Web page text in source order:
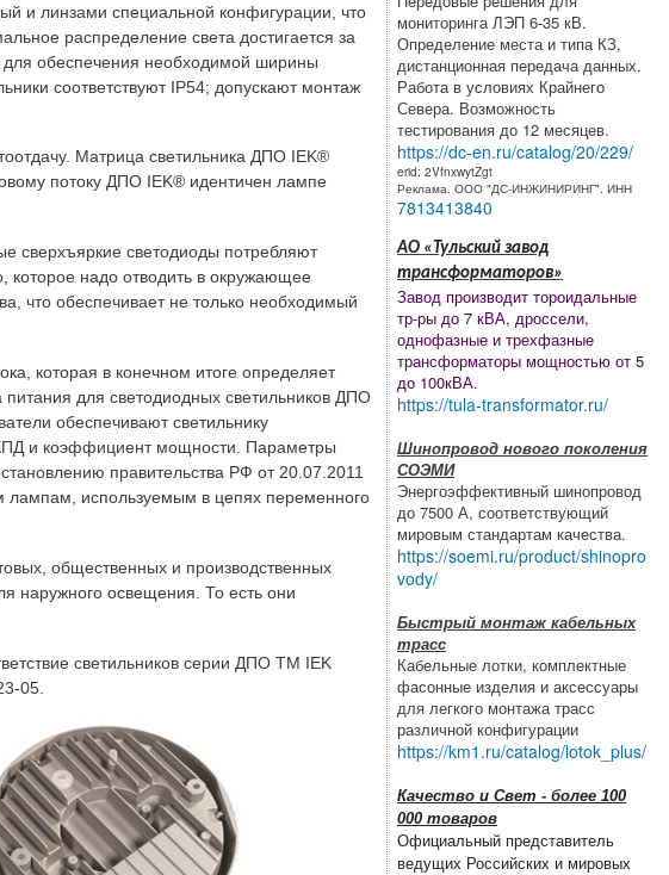
и линзами специальной конфигурации, что
распределение света достигается за
для обеспечения необходимой ширины
соответствуют IP54; допускают монтаж
Матрица светильника ДПО IEK®
потоку ДПО IEK® идентичен лампе
сверхъяркие светодиоды потребляют
которое надо отводить в окружающее
что обеспечивает не только необходимый
которая в конечном итоге определяет
питания для светодиодных светильников ДПО
обеспечивают светильнику
и коэффициент мощности. Параметры
правительства РФ от 20.07.2011
лампам, используемым в цепях переменного
общественных и производственных
наружного освещения. То есть они
светильников серии ДПО ТМ IEK
05.
мониторинга ЛЭП 6-35 кВ.
Определение места и типа КЗ,
дистанционная передача данных.
Работа в условиях Крайнего
Севера. Возможность
тестирования до 12 месяцев.
https://dc-en.ru/catalog/20/229/
erid: 2VfnxwytZgt
Реклама. ООО "ДС-ИНЖИНИРИНГ". ИНН
7813413840
АО «Тульский завод
трансформаторов»
Завод производит тороидальные
тр-ры до 7 кВА, дроссели,
однофазные и трехфазные
трансформаторы мощностью от 5
до 100кВА.
https://tula-transformator.ru/
Шинопровод нового поколения
СОЭМИ
Энергоэффективный шинопровод
до 7500 А, соответствующий
мировым стандартам качества.
https://soemi.ru/product/shinopro
vody/
Быстрый монтаж кабельных
трасс
Кабельные лотки, комплектные
фасонные изделия и аксессуары
для легкого монтажа трасс
различной конфигурации
https://km1.ru/catalog/lotok_plus/
Качество и Свет - более 100
000 товаров
Официальный представитель
ведущих Российских и мировых